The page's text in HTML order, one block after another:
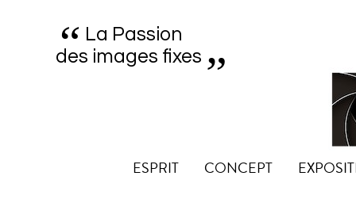
“ La Passion
des images fixes „
ESPRIT CONCEPT